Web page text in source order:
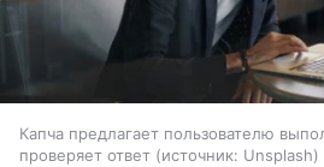
Капча предлагает пользователю
проверяет ответ
источник: Unsplash